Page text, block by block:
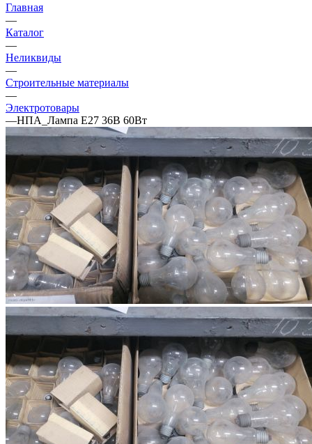
Главная
—
Каталог
—
Неликвиды
—
Строительные материалы
—
Электротовары
—НПА_Лампа Е27 36В 60Вт